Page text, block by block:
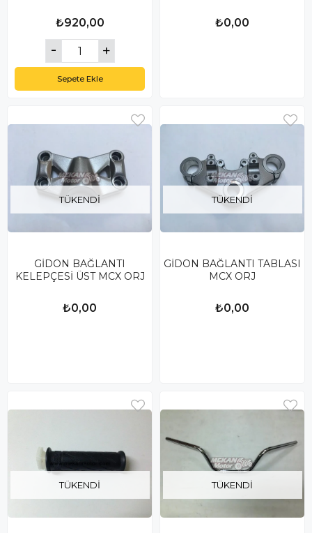
₺920,00
Sepete Ekle
₺0,00
TÜKENDI
GİDON BAĞLANTI
KELEPÇESİ ÜST MCX ORJ
₺0,00
TÜKENDI
GİDON BAĞLANTI TABLASI
MCX ORJ
₺0,00
TÜKENDI TÜKENDI